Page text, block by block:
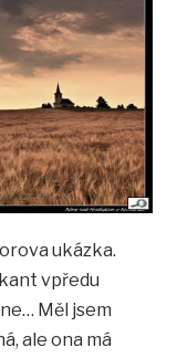
ukázka.
vpředu
Měl jsem
ale ona má